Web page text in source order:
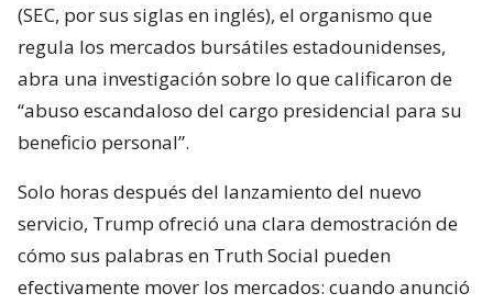
(SEC, por sus siglas en inglés), el organismo que
regula los mercados bursátiles estadounidenses,
abra una investigación sobre lo que calificaron de
“abuso escandaloso del cargo presidencial para su
beneficio personal”.
Solo horas después del lanzamiento del nuevo
servicio, Trump ofreció una clara demostración de
cómo sus palabras en Truth Social pueden
efectivamente mover los mercados: cuando anunció